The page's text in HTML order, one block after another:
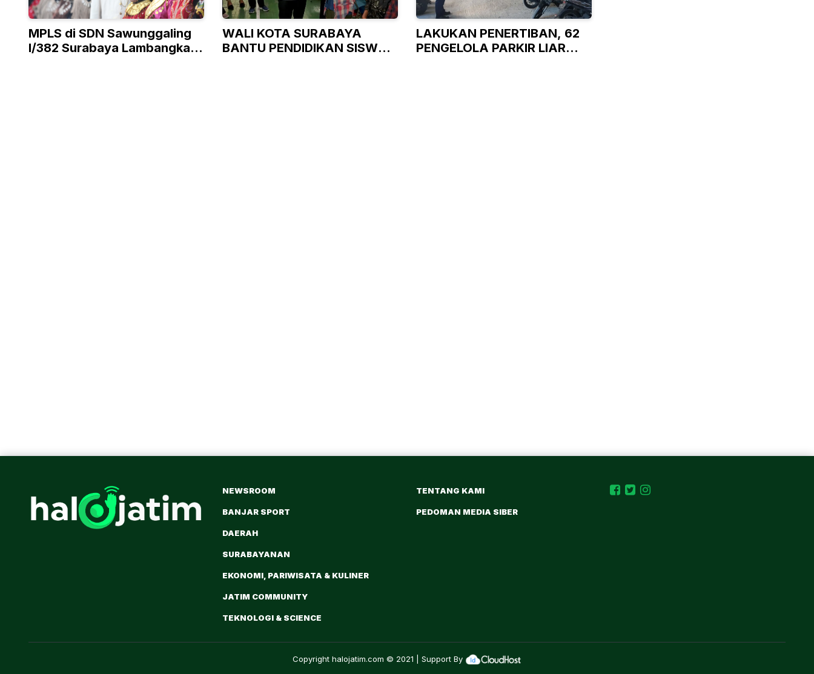
MPLS di SDN Sawunggaling
I/382 Surabaya Lambangkan
WALI KOTA SURABAYA
BANTU PENDIDIKAN SISWA
LAKUKAN PENERTIBAN, 62
PENGELOLA PARKIR LIAR
NEWSROOM
BANJAR SPORT
DAERAH
SURABAYANAN
EKONOMI, PARIWISATA & KULINER
JATIM COMMUNITY
TEKNOLOGI & SCIENCE
TENTANG KAMI
PEDOMAN MEDIA SIBER
Copyright halojatim.com © 2021 | Support By